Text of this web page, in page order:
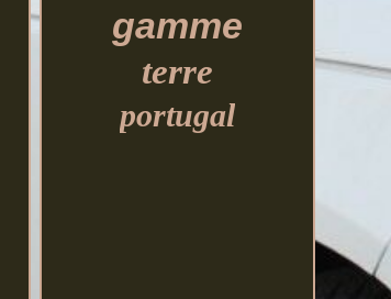
gamme
terre
portugal